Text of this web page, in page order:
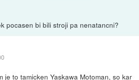
pocasen bi bili stroji pa nenatancni?
je to tamicken Yaskawa Motoman, so kar